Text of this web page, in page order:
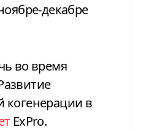
декабре
когенерации в
ExPro.